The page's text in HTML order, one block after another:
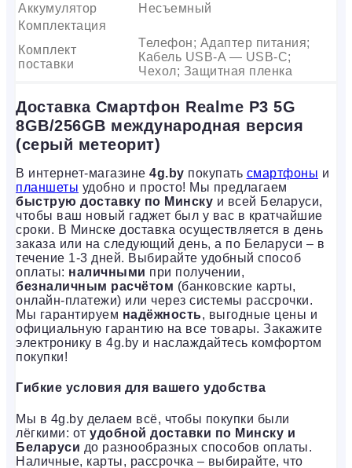
Аккумулятор
Несъемный
Комплектация
Комплект
поставки
Телефон; Адаптер питания;
Кабель USB-A — USB-C;
Чехол; Защитная пленка
Доставка Смартфон Realme P3 5G
8GB/256GB международная версия
(серый метеорит)
В интернет-магазине 4g.by покупать смартфоны и
планшеты удобно и просто! Мы предлагаем
быструю доставку по Минску и всей Беларуси,
чтобы ваш новый гаджет был у вас в кратчайшие
сроки. В Минске доставка осуществляется в день
заказа или на следующий день, а по Беларуси – в
течение 1-3 дней. Выбирайте удобный способ
оплаты: наличными при получении,
безналичным расчётом (банковские карты,
онлайн-платежи) или через системы рассрочки.
Мы гарантируем надёжность, выгодные цены и
официальную гарантию на все товары. Закажите
электронику в 4g.by и наслаждайтесь комфортом
покупки!
Гибкие условия для вашего удобства
Мы в 4g.by делаем всё, чтобы покупки были
лёгкими: от удобной доставки по Минску и
Беларуси до разнообразных способов оплаты.
Наличные, карты, рассрочка – выбирайте, что